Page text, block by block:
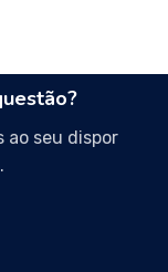
ao seu dispor